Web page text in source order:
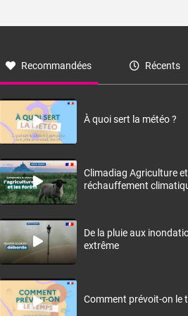
à la
Recommandées Récents
À quoi sert la météo ?
Climadiag Agriculture
réchauffement
De la pluie aux
extrême
Comment prévoit-on le